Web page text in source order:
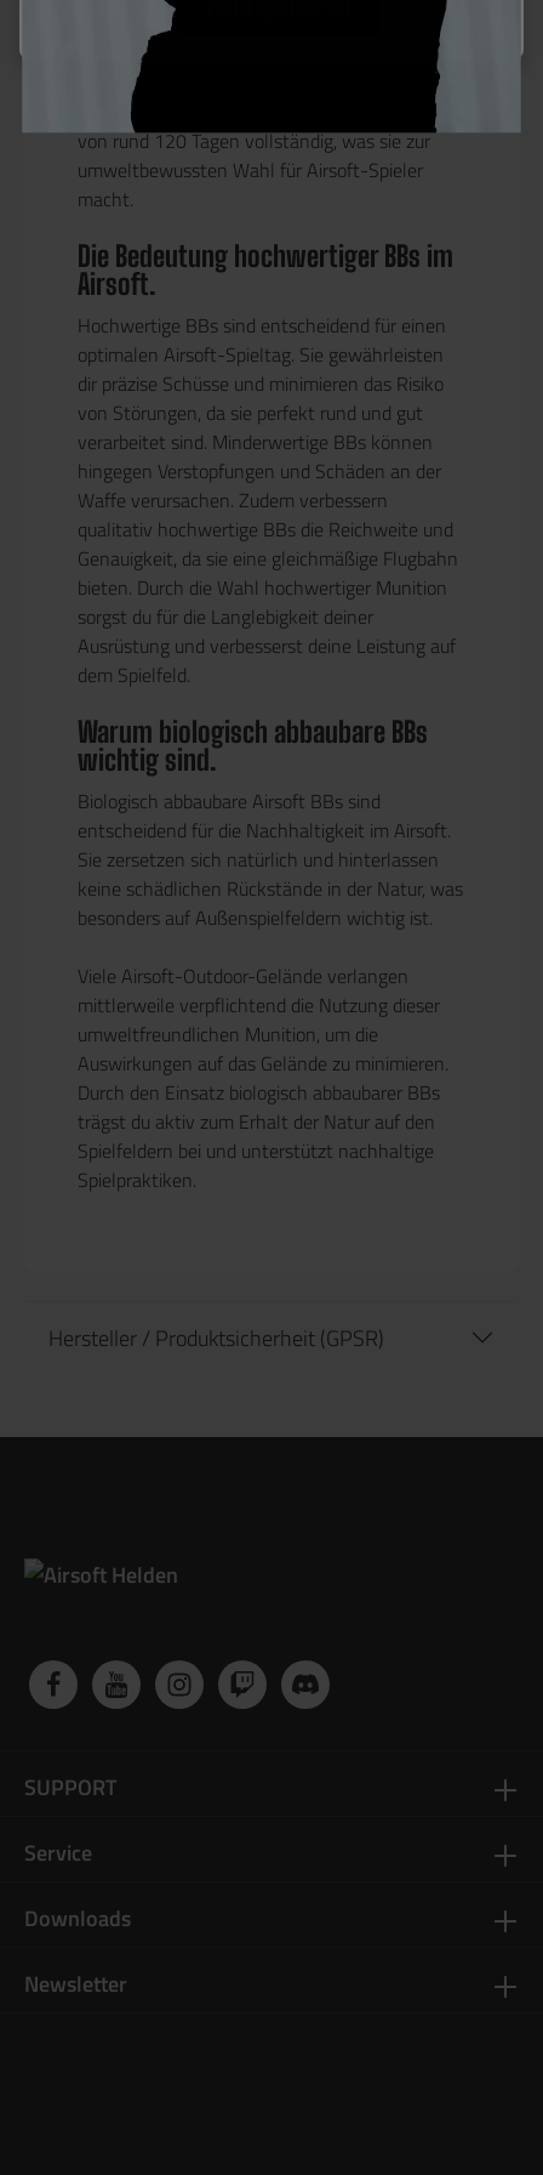
Im Gegensatz zu den „Bio“-BBs anderer
Hersteller sind G&G Bio BBs zu 100% biologisch
abbaubar. In einem herkömmlichen
Komposthaufen zersetzen sie sich innerhalb
von rund 120 Tagen vollständig, was sie zur
umweltbewussten Wahl für Airsoft-Spieler
macht.
Die Bedeutung hochwertiger BBs im
Airsoft.
Hochwertige BBs sind entscheidend für einen
optimalen Airsoft-Spieltag. Sie gewährleisten
dir präzise Schüsse und minimieren das Risiko
von Störungen, da sie perfekt rund und gut
verarbeitet sind. Minderwertige BBs können
hingegen Verstopfungen und Schäden an der
Waffe verursachen. Zudem verbessern
qualitativ hochwertige BBs die Reichweite und
Genauigkeit, da sie eine gleichmäßige Flugbahn
bieten. Durch die Wahl hochwertiger Munition
sorgst du für die Langlebigkeit deiner
Ausrüstung und verbesserst deine Leistung auf
dem Spielfeld.
Warum biologisch abbaubare BBs
wichtig sind.
Biologisch abbaubare Airsoft BBs sind
entscheidend für die Nachhaltigkeit im Airsoft.
Sie zersetzen sich natürlich und hinterlassen
keine schädlichen Rückstände in der Natur, was
besonders auf Außenspielfeldern wichtig ist.
Viele Airsoft-Outdoor-Gelände verlangen
mittlerweile verpflichtend die Nutzung dieser
umweltfreundlichen Munition, um die
Auswirkungen auf das Gelände zu minimieren.
Durch den Einsatz biologisch abbaubarer BBs
trägst du aktiv zum Erhalt der Natur auf den
Spielfeldern bei und unterstützt nachhaltige
Spielpraktiken.
Hersteller / Produktsicherheit (GPSR)
Newsletter
SUPPORT
Service
Downloads